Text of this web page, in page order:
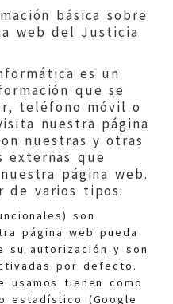
básica sobre
web del Justicia
es un
que se
teléfono móvil o
nuestra página
nuestras y otras
externas que
página web.
de varios tipos:
son
página web pueda
su autorización y son
por defecto.
tienen como
estadístico (Google